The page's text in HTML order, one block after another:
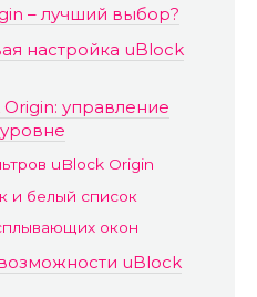
– лучший выбор?
настройка uBlock
управление
uBlock Origin
и белый список
окон
uBlock